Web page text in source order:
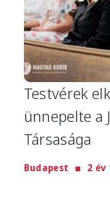
Testvérek
ünnepelte a
Társasága
Budapest 2 év